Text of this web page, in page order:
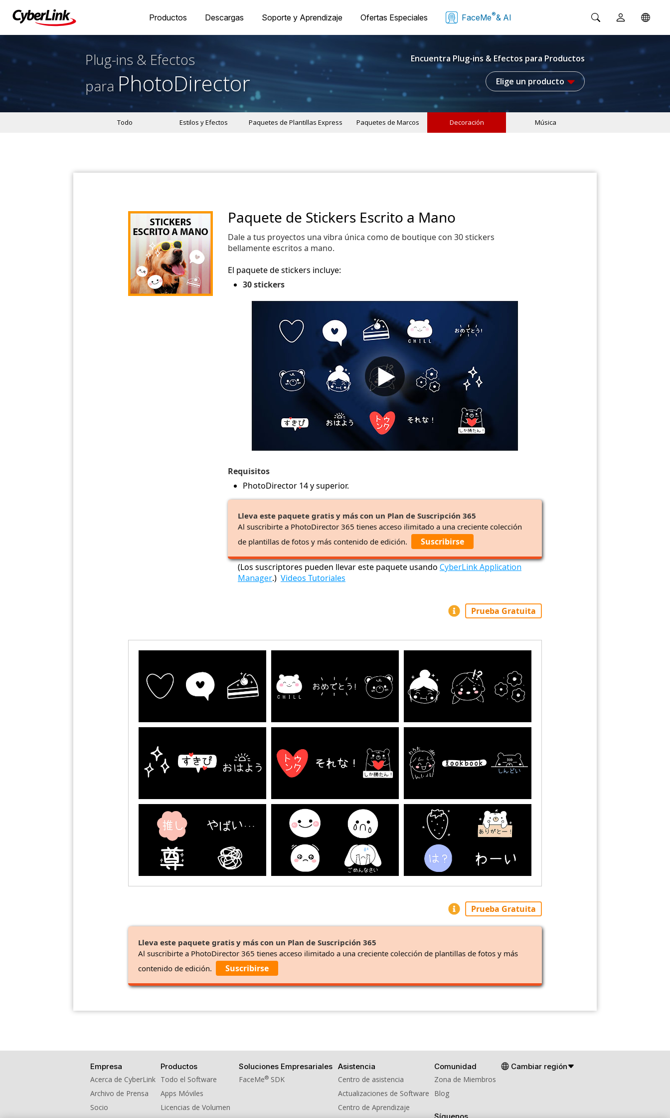
Productos Descargas Soporte y Aprendizaje Ofertas Especiales FaceMe®& AI
Plug-ins & Efectos
para PhotoDirector
Encuentra Plug-ins & Efectos para Productos
Elige un producto
Todo Estilos y Efectos Paquetes de Plantillas Express Paquetes de Marcos Decoración Música
Paquete de Stickers Escrito a Mano
Dale a tus proyectos una vibra única como de boutique con 30 stickers
bellamente escritos a mano.
El paquete de stickers incluye:
30 stickers
Requisitos
PhotoDirector 14 y superior.
Lleva este paquete gratis y más con un Plan de Suscripción 365
Al suscribirte a PhotoDirector 365 tienes acceso ilimitado a una creciente colección
de plantillas de fotos y más contenido de edición.
Suscribirse
(Los suscriptores pueden llevar este paquete usando CyberLink Application
Manager.) Videos Tutoriales
Prueba Gratuita
Prueba Gratuita
Lleva este paquete gratis y más con un Plan de Suscripción 365
Al suscribirte a PhotoDirector 365 tienes acceso ilimitado a una creciente colección de plantillas de fotos y más
contenido de edición.
Suscribirse
Empresa
Acerca de CyberLink
Archivo de Prensa
Socio
Productos
Todo el Software
Apps Móviles
Licencias de Volumen
Soluciones Empresariales
FaceMe® SDK
Asistencia
Centro de asistencia
Actualizaciones de Software
Centro de Aprendizaje
Comunidad
Zona de Miembros
Blog
Cambiar región